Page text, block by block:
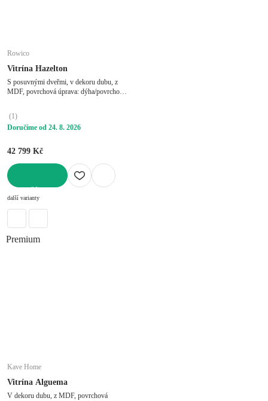
Rowico
Vitrína Hazelton
S posuvnými dveřmi, v dekoru dubu, z
MDF, povrchová úprava: dýha/povrchová
(1)
Doručíme od 24. 8. 2026
42 799 Kč
další varianty
Premium
Kave Home
Vitrína Alguema
V dekoru dubu, z MDF, povrchová